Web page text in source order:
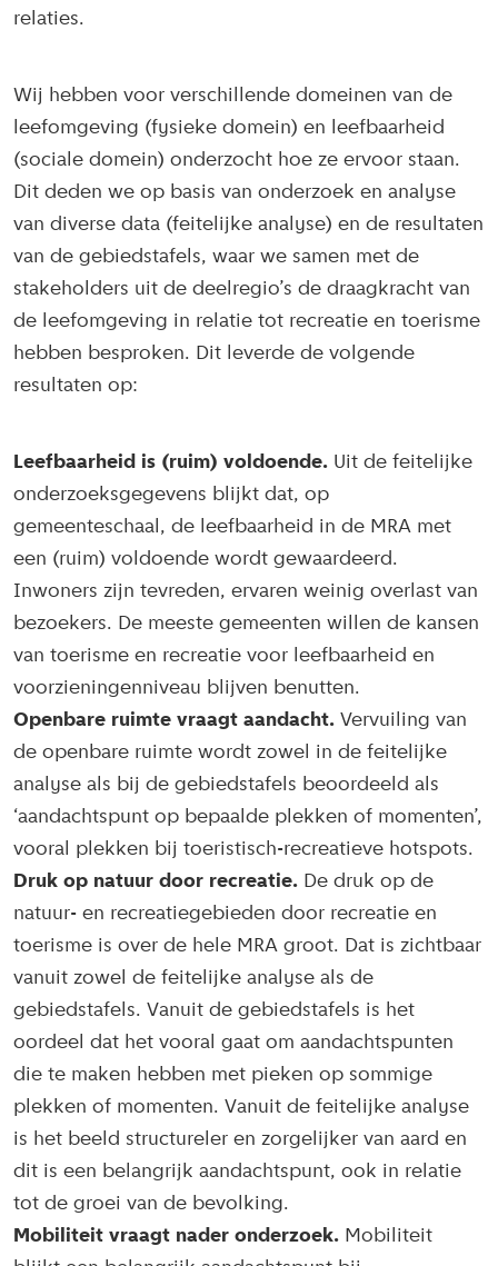
relaties.
Wij hebben voor verschillende domeinen van de
leefomgeving (fysieke domein) en leefbaarheid
(sociale domein) onderzocht hoe ze ervoor staan.
Dit deden we op basis van onderzoek en analyse
van diverse data (feitelijke analyse) en de resultaten
van de gebiedstafels, waar we samen met de
stakeholders uit de deelregio’s de draagkracht van
de leefomgeving in relatie tot recreatie en toerisme
hebben besproken. Dit leverde de volgende
resultaten op:
Leefbaarheid is (ruim) voldoende. Uit de feitelijke
onderzoeksgegevens blijkt dat, op
gemeenteschaal, de leefbaarheid in de MRA met
een (ruim) voldoende wordt gewaardeerd.
Inwoners zijn tevreden, ervaren weinig overlast van
bezoekers. De meeste gemeenten willen de kansen
van toerisme en recreatie voor leefbaarheid en
voorzieningenniveau blijven benutten.
Openbare ruimte vraagt aandacht. Vervuiling van
de openbare ruimte wordt zowel in de feitelijke
analyse als bij de gebiedstafels beoordeeld als
‘aandachtspunt op bepaalde plekken of momenten’,
vooral plekken bij toeristisch-recreatieve hotspots.
Druk op natuur door recreatie. De druk op de
natuur- en recreatiegebieden door recreatie en
toerisme is over de hele MRA groot. Dat is zichtbaar
vanuit zowel de feitelijke analyse als de
gebiedstafels. Vanuit de gebiedstafels is het
oordeel dat het vooral gaat om aandachtspunten
die te maken hebben met pieken op sommige
plekken of momenten. Vanuit de feitelijke analyse
is het beeld structureler en zorgelijker van aard en
dit is een belangrijk aandachtspunt, ook in relatie
tot de groei van de bevolking.
Mobiliteit vraagt nader onderzoek. Mobiliteit